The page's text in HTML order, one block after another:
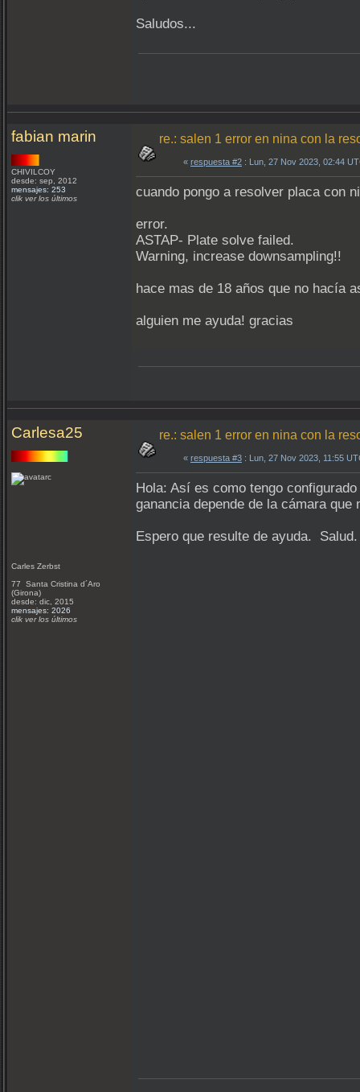
Saludos...
fabian marin
CHIVILCOY
desde: sep, 2012
mensajes: 253
clik ver los últimos
re.: salen 1 error en nina con la
« respuesta #2 : Lun, 27 Nov 2023, 02:44
cuando pongo a resolver placa con
error.
ASTAP- Plate solve failed.
Warning, increase downsampling!!
hace mas de 18 años que no hacía
alguien me ayuda! gracias
Carlesa25
Carles Zerbst
77 Santa Cristina d´Aro
(Girona)
desde: dic, 2015
mensajes: 2026
clik ver los últimos
re.: salen 1 error en nina con la
« respuesta #3 : Lun, 27 Nov 2023, 11:55
Hola: Así es como tengo
ganancia depende de la cámara que
Espero que resulte de ayuda. Salud.